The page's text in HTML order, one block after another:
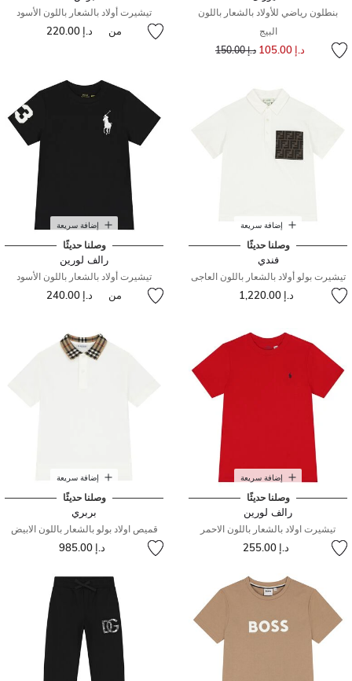
بنطلون رياضي للأولاد بالشعار باللون
البيج
د.إ 105.00 سعر مخفض مند.إ 150.00
تيشيرت أولاد بالشعار باللون الأسود
من د.إ 220.00
إضافة سريعة
وصلنا حديثًا
فندي
تيشيرت بولو أولاد بالشعار باللون العاجى
د.إ 1,220.00
إضافة سريعة
وصلنا حديثًا
رالف لورين
تيشيرت أولاد بالشعار باللون الأسود
من د.إ 240.00
إضافة سريعة
وصلنا حديثًا
رالف لورين
تيشيرت اولاد بالشعار باللون الاحمر
د.إ 255.00
إضافة سريعة
وصلنا حديثًا
بربري
قميص اولاد بولو بالشعار باللون الابيض
د.إ 985.00